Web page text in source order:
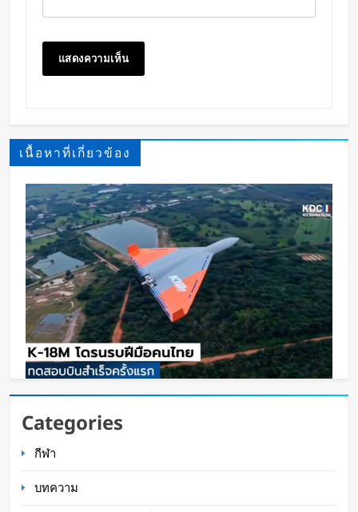
เนื้อหาที่เกี่ยวข้อง
K-18M โดรนรบฝีมือคนไทย ทดสอบบินสำเร็จครั้ง
แรก
Categories
กีฬา
บทความ